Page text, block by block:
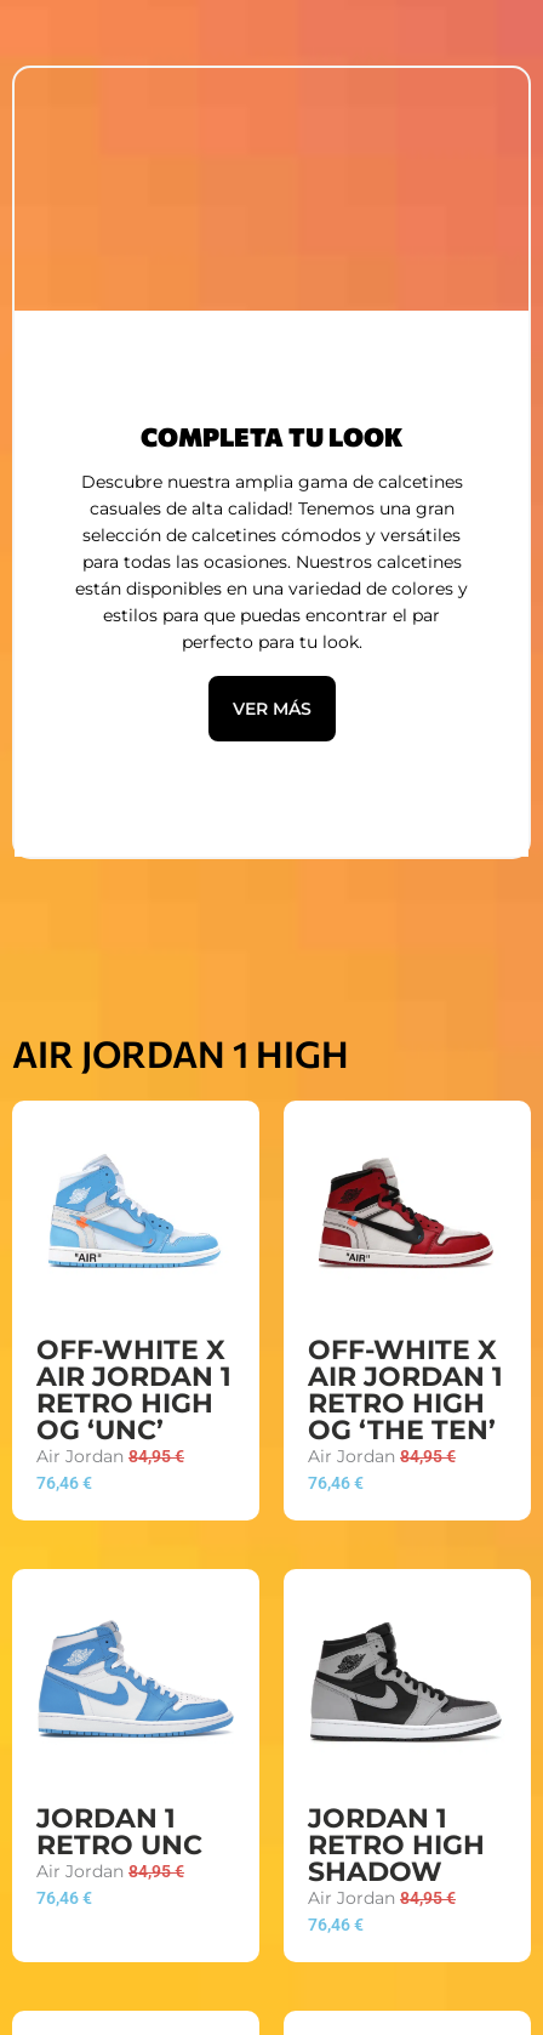
COMPLETA TU LOOK
Descubre nuestra amplia gama de calcetines
casuales de alta calidad! Tenemos una gran
selección de calcetines cómodos y versátiles
para todas las ocasiones. Nuestros calcetines
están disponibles en una variedad de colores y
estilos para que puedas encontrar el par
perfecto para tu look.
VER MÁS
AIR JORDAN 1 HIGH
OFF-WHITE X
AIR JORDAN 1
RETRO HIGH
OG ‘UNC’
Air Jordan 84,95€
76,46€
OFF-WHITE X
AIR JORDAN 1
RETRO HIGH
OG ‘THE TEN’
Air Jordan 84,95€
76,46€
JORDAN 1
RETRO UNC
Air Jordan 84,95€
76,46€
JORDAN 1
RETRO HIGH
SHADOW
Air Jordan 84,95€
76,46€